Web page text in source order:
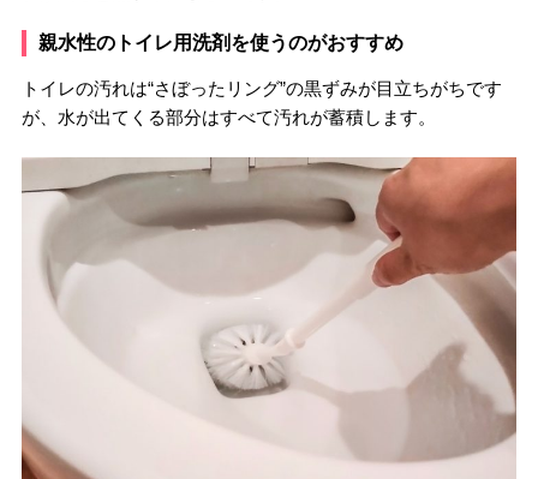
親水性のトイレ用洗剤を使うのがおすすめ
トイレの汚れは“さぼったリング”の黒ずみが目立ちがちです
が、水が出てくる部分はすべて汚れが蓄積します。